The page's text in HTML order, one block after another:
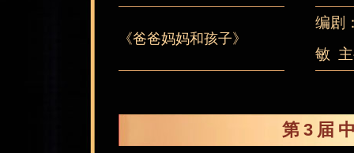
《爸爸妈妈和孩子》
编剧
敏 主
第3届